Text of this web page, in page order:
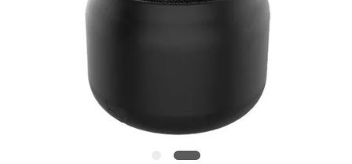
NOWOŚCI